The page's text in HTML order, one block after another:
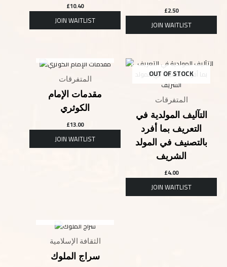
£10.40 £2.50
المتفرقات
مقدمات الإمام
الكوثري
£13.00
OUT OF STOCK
المتفرقات
التآليف المولدية في
التعريف بما أفرد
بالتصنيف في المولد
الشريف
£4.00
الثقافة الإسلامية
سراج الملوك